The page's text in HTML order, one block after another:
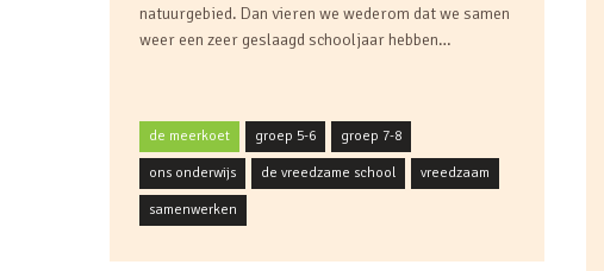
natuurgebied. Dan vieren we wederom dat we samen
weer een zeer geslaagd schooljaar hebben…
de meerkoet groep 5-6 groep 7-8
ons onderwijs de vreedzame school vreedzaam
samenwerken